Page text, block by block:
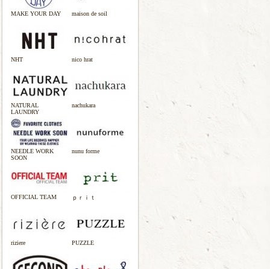
MAKE YOUR DAY maison de soil
NHT nico hrat
NATURAL
LAUNDRY
nachukara
NEEDLE WORK
SOON
nunu forme
OFFICIAL TEAM ｐｒｉｔ
riziere PUZZLE